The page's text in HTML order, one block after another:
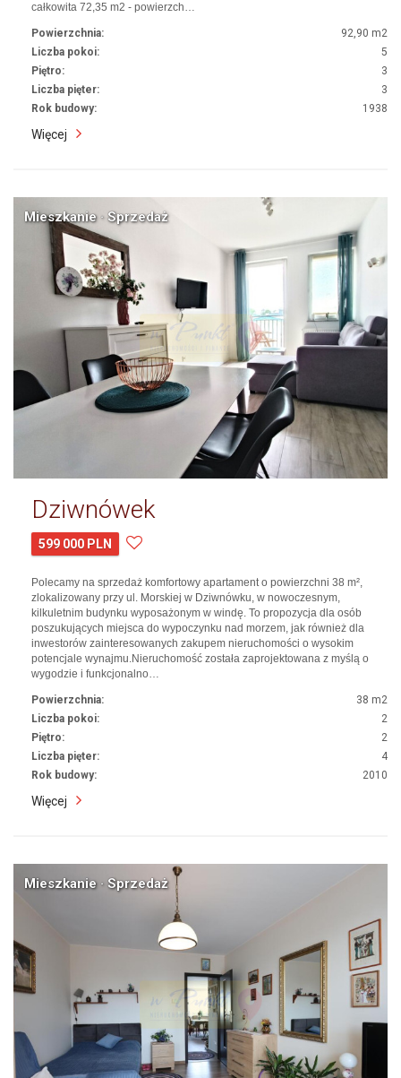
całkowita 72,35 m2 - powierzch…
Powierzchnia:
92,90 m2
Liczba pokoi:
5
Piętro:
3
Liczba pięter:
3
Rok budowy:
1938
Więcej
Mieszkanie · Sprzedaż
Dziwnówek
599 000 PLN
Polecamy na sprzedaż komfortowy apartament o powierzchni 38 m²,
zlokalizowany przy ul. Morskiej w Dziwnówku, w nowoczesnym,
kilkuletnim budynku wyposażonym w windę. To propozycja dla osób
poszukujących miejsca do wypoczynku nad morzem, jak również dla
inwestorów zainteresowanych zakupem nieruchomości o wysokim
potencjale wynajmu.Nieruchomość została zaprojektowana z myślą o
wygodzie i funkcjonalno…
Powierzchnia:
38 m2
Liczba pokoi:
2
Piętro:
2
Liczba pięter:
4
Rok budowy:
2010
Więcej
Mieszkanie · Sprzedaż